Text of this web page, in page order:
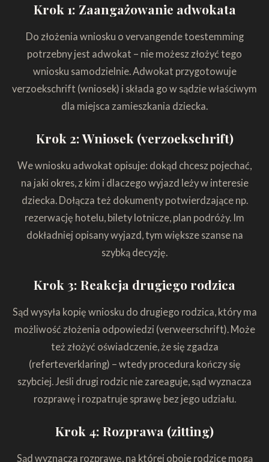
Krok 1: Zaangażowanie adwokata
Do złożenia wniosku o vervangende toestemming
potrzebny jest adwokat – nie możesz złożyć tego
wniosku samodzielnie. Adwokat przygotowuje
verzoekschrift (wniosek) i składa go w sądzie właściwym
dla miejsca zamieszkania dziecka.
Krok 2: Wniosek (verzoekschrift)
We wniosku adwokat opisuje: dokąd chcesz pojechać,
na jaki okres, z kim i dlaczego wyjazd leży w interesie
dziecka. Dołącza też dokumenty potwierdzające np.
rezerwację hotelu, bilety lotnicze, plan podróży. Im
dokładniej opisany wyjazd, tym większe szanse na
szybką decyzję.
Krok 3: Reakcja drugiego rodzica
Sąd wysyła kopię wniosku do drugiego rodzica, który ma
możliwość złożenia odpowiedzi (verweerschrift). Może
też złożyć oświadczenie, że się zgadza
(referteverklaring) – wtedy procedura kończy się
szybciej. Jeśli drugi rodzic nie zareaguje, sąd wyznacza
rozprawę i rozpatruje sprawę bez jego udziału.
Krok 4: Rozprawa (zitting)
Sąd wyznacza rozprawę, na której oboje rodzice mogą